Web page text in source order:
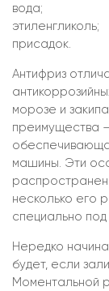
вода;
этиленгликоль;
присадок.
Антифриз
морозе и
преимущества
машины. Эти
несколько его
специально
Нередко
будет, если
Моментальной